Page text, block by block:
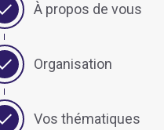
À propos de vous
Organisation
Vos thématiques